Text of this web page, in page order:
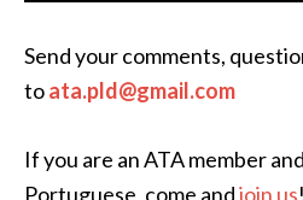
Send your comments,
toata.pld@gmail.com
If you are an ATA member
Portuguese, come andjoin us!